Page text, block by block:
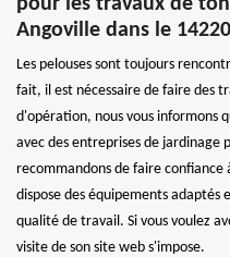
pour les travaux de
Angoville dans le 14220
Les pelouses sont toujours
fait, il est nécessaire de faire des
d'opération, nous vous informons
avec des entreprises de jardinage
recommandons de faire confiance
dispose des équipements
qualité de travail. Si vous voulez
visite de son site web s'impose.